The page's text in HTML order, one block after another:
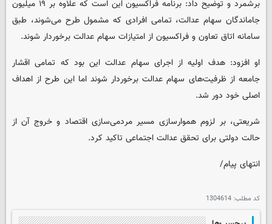
برشمرد و توضیح داد: برنامه فراکسیون این است که علاوه بر ۱۹ میلیون
جاماندگان سهام عدالت، تمامی افرادی که مشمول طرح می‌شوند، طبق
سامانه اتاق تعاون و فراکسیون از امتیازات سهام عدالت برخوردار شوند.
او افزود: هدف اولیه از اجرای سهام عدالت این بود که تمامی اقشار
جامعه از ظرفیت‌های سهام عدالت برخوردار شوند اما این طرح از اهداف
اصلی خود دور شد.
شریعتی، بر لزوم هموارسازی مسیر مردمی‌سازی اقتصاد و خروج آن از
حالت دولتی برای تحقق عدالت اجتماعی تاکید کرد.
انتهای پیام/
کد مطلب: 1304614